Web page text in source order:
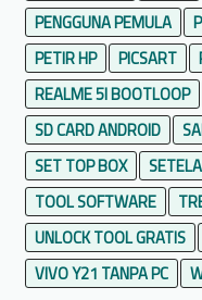
PENGGUNA PEMULA
PETIR HP
PICSART
REALME 5I BOOTLOOP
SD CARD ANDROID
SET TOP BOX
TOOL SOFTWARE
UNLOCK TOOL GRATIS
VIVO Y21 TANPA PC